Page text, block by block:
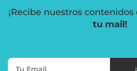
¡Recibe nuestros contenidos
tu mail!